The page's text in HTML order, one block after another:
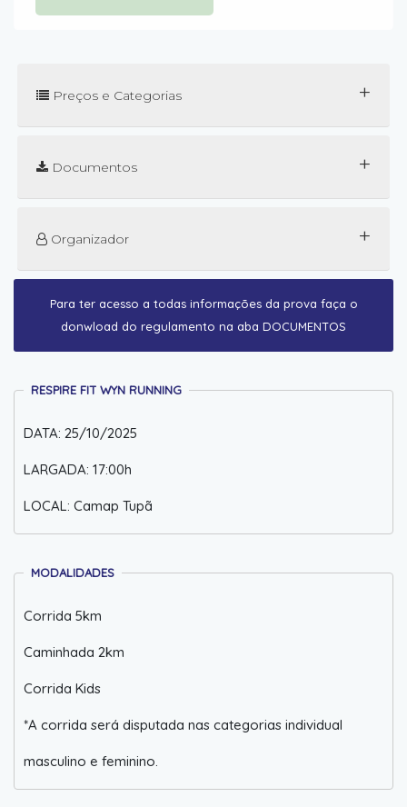
Preços e Categorias +
Documentos +
Organizador +
Para ter acesso a todas informações da prova faça o
donwload do regulamento na aba DOCUMENTOS
DATA: 25/10/2025
LARGADA: 17:00h
LOCAL: Camap Tupã
Corrida 5km
Caminhada 2km
Corrida Kids
*A corrida será disputada nas categorias individual
masculino e feminino.